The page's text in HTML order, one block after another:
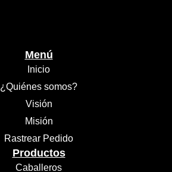
Menú
Inicio
¿Quiénes somos?
Visión
Misión
Rastrear Pedido
Productos
Caballeros